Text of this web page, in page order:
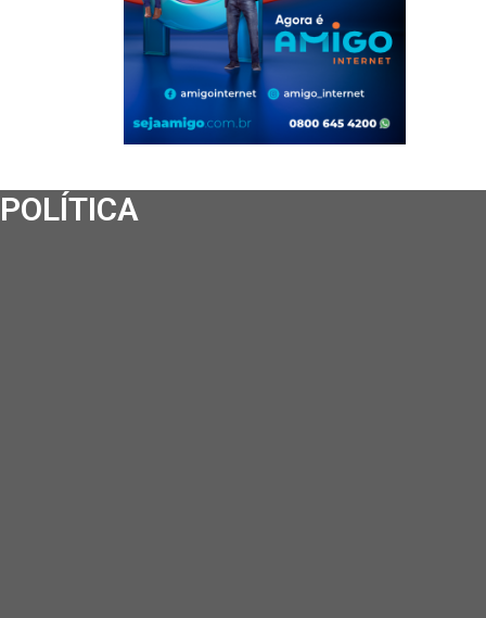
POLÍTICA